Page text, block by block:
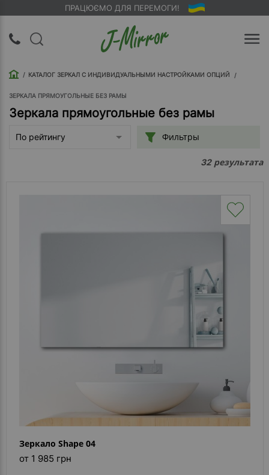
ПРАЦЮЄМО ДЛЯ ПЕРЕМОГИ!
Вход |
О
Доставка
Каталог
зеркал
Шкафчики
Душевые
Зеркала
Reflex
В
наличии
КАТАЛОГ ЗЕРКАЛ С ИНДИВИДУАЛЬНЫМИ НАСТРОЙКАМИ ОПЦИЙ
ЗЕРКАЛА ПРЯМОУГОЛЬНЫЕ БЕЗ РАМЫ
Зеркала прямоугольные без рамы
По рейтингу Фильтры
32результата
Зеркало Shape 04
от 1 985 грн